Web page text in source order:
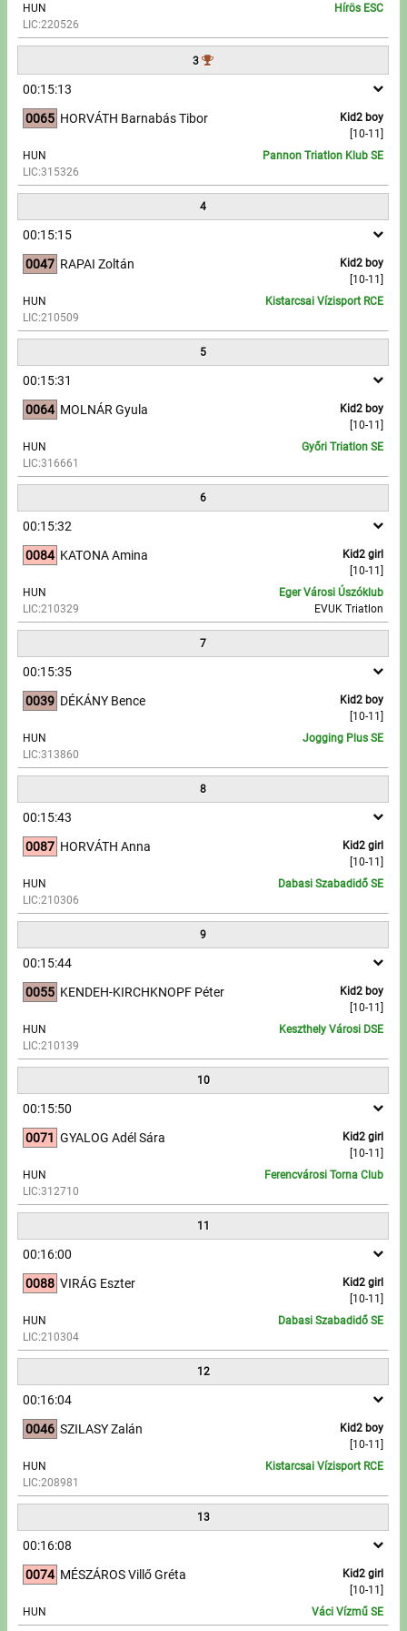
Write to Us!
Partners, sponsors
Accomodation offers
Impressum
HUN
LIC:220526
Hírös ESC
3
00:15:13
0065
Kid2 boy
[10-11]
HORVÁTH Barnabás Tibor
HUN
LIC:315326
Pannon Triatlon Klub SE
4
00:15:15
0047
Kid2 boy
[10-11]
RAPAI Zoltán
HUN
LIC:210509
Kistarcsai Vízisport RCE
5
00:15:31
0064
Kid2 boy
[10-11]
MOLNÁR Gyula
HUN
LIC:316661
Győri Triatlon SE
6
00:15:32
0084
Kid2 girl
[10-11]
KATONA Amina
HUN
LIC:210329
Eger Városi Úszóklub
EVUK Triatlon
7
00:15:35
0039
Kid2 boy
[10-11]
DÉKÁNY Bence
HUN
LIC:313860
Jogging Plus SE
8
00:15:43
0087
Kid2 girl
[10-11]
HORVÁTH Anna
HUN
LIC:210306
Dabasi Szabadidő SE
9
00:15:44
0055
Kid2 boy
[10-11]
KENDEH-KIRCHKNOPF Péter
HUN
LIC:210139
Keszthely Városi DSE
10
00:15:50
0071
Kid2 girl
[10-11]
GYALOG Adél Sára
HUN
LIC:312710
Ferencvárosi Torna Club
11
00:16:00
0088
Kid2 girl
[10-11]
VIRÁG Eszter
HUN
LIC:210304
Dabasi Szabadidő SE
12
00:16:04
0046
Kid2 boy
[10-11]
SZILASY Zalán
HUN
LIC:208981
Kistarcsai Vízisport RCE
13
00:16:08
0074
Kid2 girl
[10-11]
MÉSZÁROS Villő Gréta
HUN Váci Vízmű SE